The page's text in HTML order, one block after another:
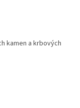
kamen a krbových